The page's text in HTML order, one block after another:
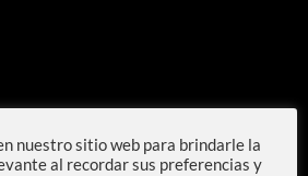
nuestro sitio web para brindarle la
al recordar sus preferencias y